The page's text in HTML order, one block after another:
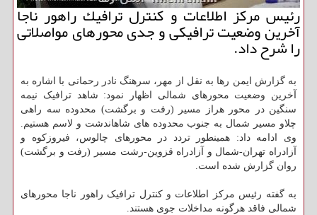
رئیس مركز اطلاعات و كنترل ترافیك راهور ناجا
آخرین وضعیت ترافیكی و جدی محورهای مواصلاتی
را شرح داد.
به گزارش ایمن رها به نقل از مهر، سرهنگ نادر رحمانی با اشاره به
آخرین وضعیت محورهای شمالی اظهار نمود: شاهد ترافیک نیمه
سنگین در محور هراز مسیر (رفت و برگشت) محدوده سه راهی
چلاو مسیر شمال به جنوب محدوده های شاهاندشت و لاسم هستیم.
وی ادامه داد: همینطور تردد در محورهای چالوس، فیروزکوه و
آزادراه تهران-شمال و آزادراه قزوین-رشت مسیر (رفت و برگشت)
روان گزارش شده است.
به گفته رئیس مرکز اطلاعات و کنترل ترافیک راهور ناجا محورهای
شمالی فاقد هرگونه مداخلات جوی هستند.